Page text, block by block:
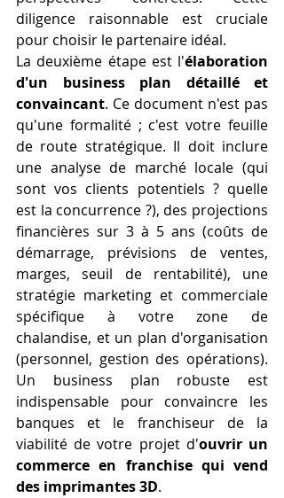
diligence raisonnable est cruciale
pour choisir le partenaire idéal.
La deuxième étape est l'élaboration
d'un business plan détaillé et
convaincant. Ce document n'est pas
qu'une formalité ; c'est votre feuille
de route stratégique. Il doit inclure
une analyse de marché locale (qui
sont vos clients potentiels ? quelle
est la concurrence ?), des projections
financières sur 3 à 5 ans (coûts de
démarrage, prévisions de ventes,
marges, seuil de rentabilité), une
stratégie marketing et commerciale
spécifique à votre zone de
chalandise, et un plan d'organisation
(personnel, gestion des opérations).
Un business plan robuste est
indispensable pour convaincre les
banques et le franchiseur de la
viabilité de votre projet d'ouvrir un
commerce en franchise qui vend
des imprimantes 3D.